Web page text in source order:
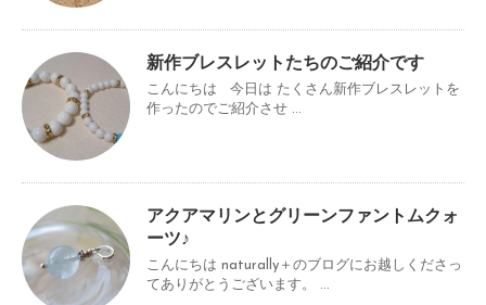
新作ブレスレットたちのご紹介です
こんにちは 今日は たくさん新作ブレスレットを
作ったのでご紹介させ ...
アクアマリンとグリーンファントムクォ
ーツ♪
こんにちは naturally＋のブログにお越しくださっ
てありがとうございます。 ...